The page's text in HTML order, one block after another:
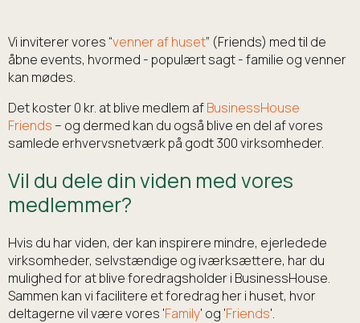
Vi inviterer vores “venner af huset” (Friends) med til de
åbne events, hvormed - populært sagt - familie og venner
kan mødes.
Det koster 0 kr. at blive medlem afBusinessHouse
Friends – og dermed kan du også blive en del af vores
samlede erhvervsnetværk på godt 300 virksomheder.
Vil du dele din viden med vores
medlemmer?
Hvis du har viden, der kan inspirere mindre, ejerledede
virksomheder, selvstændige og iværksættere, har du
mulighed for at blive foredragsholder i BusinessHouse.
Sammen kan vi facilitere et foredrag her i huset, hvor
deltagerne vil være vores 'Family' og 'Friends'.